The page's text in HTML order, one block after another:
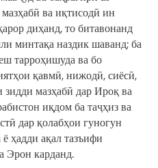
ва иқтисодӣ ин
диҳанд, то битавонанд
минтақа наздик шаванд; ба
тарроҳишуда ва бо
қавмӣ, нижодӣ, сиёсӣ,
зидди мазҳабӣ дар Ироқ ва
иқдом ба таҷҳиз ва
дар қолабҳои гуногун
ҳадди ақал тазъифи
Эрон карданд.